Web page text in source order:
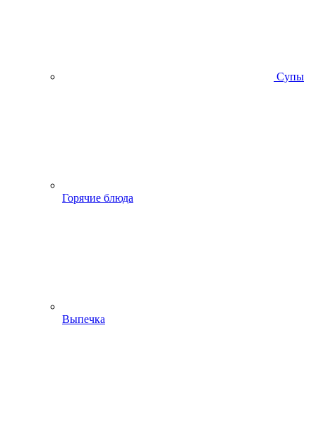
Супы
Горячие блюда
Выпечка